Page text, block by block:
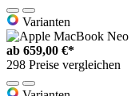
Varianten
ab 659,00 €*
298 Preise vergleichen